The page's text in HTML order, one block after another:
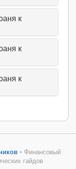
к
к
к
• Финансовый
гайдов